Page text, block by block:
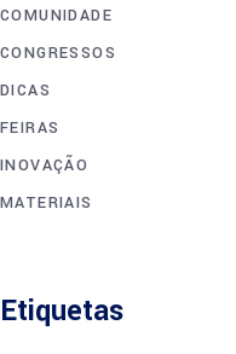
COMUNIDADE
CONGRESSOS
DICAS
FEIRAS
INOVAÇÃO
MATERIAIS
Etiquetas